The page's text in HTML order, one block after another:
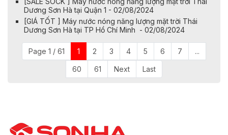
Dương Sơn Hà tại Quận 1 - 02/08/2024
[GIÁ TỐT ] Máy nước nóng năng lượng mặt trời Thái
Dương Sơn Hà tại TP Hồ Chí Minh - 02/08/2024
Page 1 / 61 1 2 3 4 5 6 7 ...
60 61 Next Last